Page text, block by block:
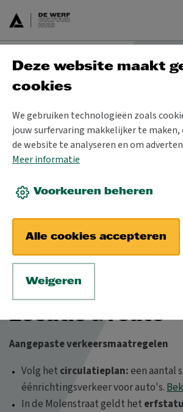
Praktisch
Locatie&route
Aangepaste verkeersmaatregelen
Volg het circulatieplan:een aantal
éénrichtingsverkeer voor auto's.
In de Molenstraat geldt het
Deze website maakt
cookies
We gebruiken technologieën zoals
jouw surfervaring makkelijker te maken,
de website te analyseren en om
Meer informatie
Voorkeuren beheren
Alle cookies accepteren
Weigeren